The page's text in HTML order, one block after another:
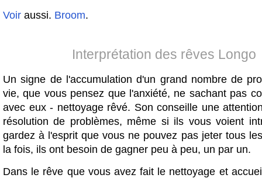
Voir aussi. Broom.
Interprétation des rêves Longo
Un signe de l'accumulation d'un grand nombre de
vie, que vous pensez que l'anxiété, ne sachant pas
avec eux - nettoyage rêvé. Son conseille une
résolution de problèmes, même si ils vous voient
gardez à l'esprit que vous ne pouvez pas jeter tous
la fois, ils ont besoin de gagner peu à peu, un par un.
Dans le rêve que vous avez fait le nettoyage et